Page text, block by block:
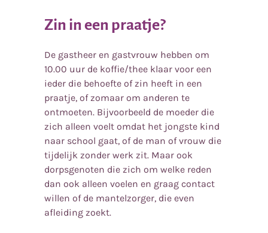
Zin in een praatje?
De gastheer en gastvrouw hebben om
10.00 uur de koffie/thee klaar voor een
ieder die behoefte of zin heeft in een
praatje, of zomaar om anderen te
ontmoeten. Bijvoorbeeld de moeder die
zich alleen voelt omdat het jongste kind
naar school gaat, of de man of vrouw die
tijdelijk zonder werk zit. Maar ook
dorpsgenoten die zich om welke reden
dan ook alleen voelen en graag contact
willen of de mantelzorger, die even
afleiding zoekt.